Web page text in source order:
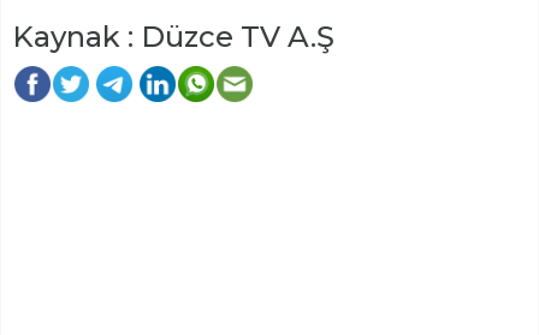
Kaynak : Düzce TV A.Ş